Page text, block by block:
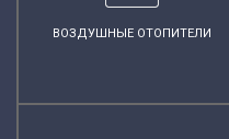
ВОЗДУШНЫЕ ОТОПИТЕЛИ